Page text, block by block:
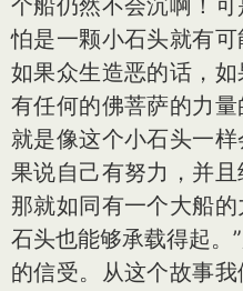
个船仍然不会沉啊！
怕是一颗小石头就有
如果众生造恶的话，
有任何的佛菩萨的力
就是像这个小石头一
果说自己有努力，并且
那就如同有一个大船
石头也能够承载得起。
的信受。从这个故事